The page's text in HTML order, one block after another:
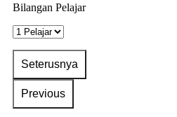
Bilangan Pelajar